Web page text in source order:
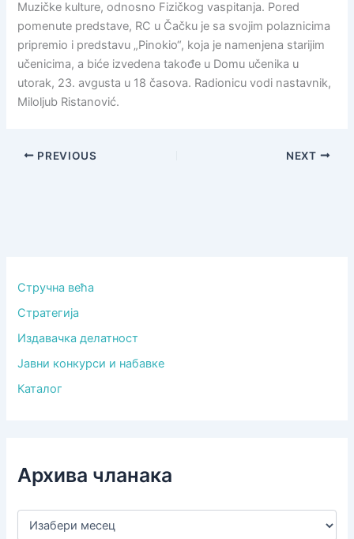
Muzičke kulture, odnosno Fizičkog vaspitanja. Pored
pomenute predstave, RC u Čačku je sa svojim polaznicima
pripremio i predstavu „Pinokio“, koja je namenjena starijim
učenicima, a biće izvedena takođe u Domu učenika u
utorak, 23. avgusta u 18 časova. Radionicu vodi nastavnik,
Miloljub Ristanović.
PREVIOUS NEXT
Стручна већа
Стратегија
Издавачка делатност
Јавни конкурси и набавке
Каталог
Архива чланака
А